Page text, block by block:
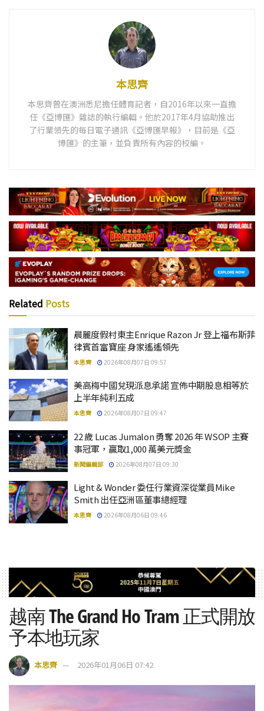
本思齊
本思齊曾在澳洲悉尼擔任體育記者，自2016年以來一直擔
任《亞博匯》雜誌的執行編輯。他於2017年4月協助推出
了行業領先的每日電子通訊《亞博匯早報》，目前是《亞
博匯》的主筆，並負責所有內容的校編。
Related Posts
晨麗度假村東主Enrique Razon Jr 登上福布斯菲
律賓首富寶座 身家遙遙領先
本思齊 2026年08月07日 09:57
美高梅中國兌現派息承諾 宣佈中期股息相等於
上半年純利五成
本思齊 2026年08月07日 09:47
22 歲 Lucas Jumalon 勇奪 2026 年 WSOP 主賽
事冠軍，贏取1,000 萬美元獎金
新聞編輯部 2026年08月07日 09:30
Light & Wonder 委任行業資深從業員Mike
Smith 出任亞洲區董事總經理
本思齊 2026年08月06日 09:46
越南 The Grand Ho Tram 正式開放
予本地玩家
本思齊 2026年01月06日 07:42